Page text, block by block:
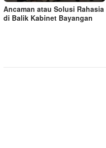
Ancaman atau Solusi Rahasia
di Balik Kabinet Bayangan